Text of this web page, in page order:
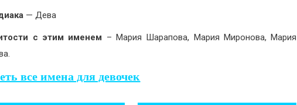
— Дева
с этим именем – Мария Шарапова, Мария Миронова, Мария
все имена для девочек